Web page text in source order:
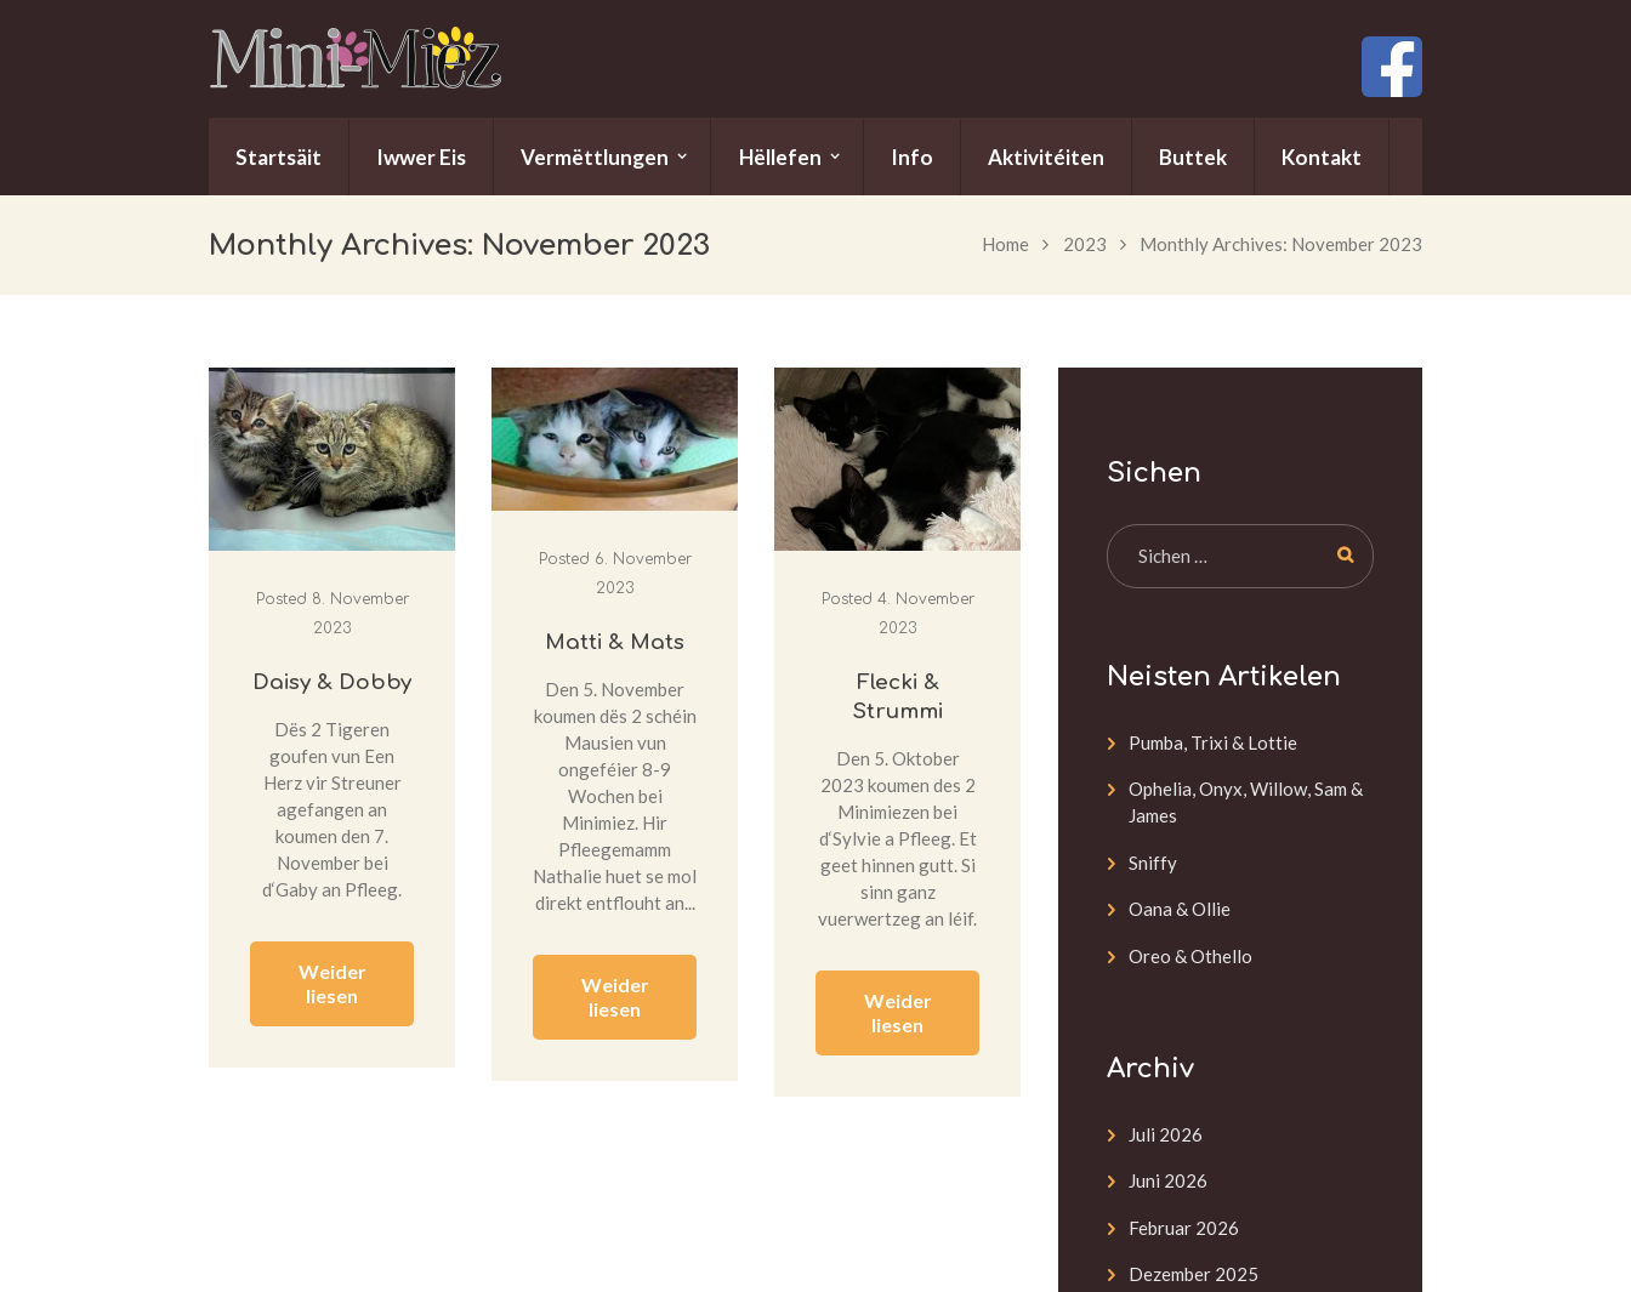
Startsäit Iwwer Eis Vermëttlungen Hëllefen Info Aktivitéiten Buttek Kontakt
Monthly Archives: November 2023 Home 2023 Monthly Archives: November 2023
Posted 8. November
2023
Daisy & Dobby
Dës 2 Tigeren
goufen vun Een
Herz vir Streuner
agefangen an
koumen den 7.
November bei
d‘Gaby an Pfleeg.
Weider
liesen
Posted 6. November
2023
Matti & Mats
Den 5. November
koumen dës 2 schéin
Mausien vun
ongeféier 8-9
Wochen bei
Minimiez. Hir
Pfleegemamm
Nathalie huet se mol
direkt entflouht an...
Weider
liesen
Posted 4. November
2023
Flecki &
Strummi
Den 5. Oktober
2023 koumen des 2
Minimiezen bei
d‘Sylvie a Pfleeg. Et
geet hinnen gutt. Si
sinn ganz
vuerwertzeg an léif.
Weider
liesen
Sichen
Neisten Artikelen
Pumba, Trixi & Lottie
Ophelia, Onyx, Willow, Sam &
James
Sniffy
Oana & Ollie
Oreo & Othello
Archiv
Juli 2026
Juni 2026
Februar 2026
Dezember 2025